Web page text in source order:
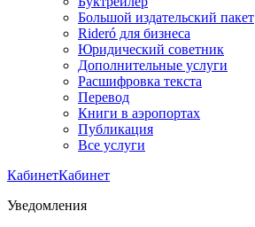
Большой издательский пакет
Rideró для бизнеса
Юридический советник
Дополнительные услуги
Расшифровка текста
Перевод
Книги в аэропортах
Публикация
Все услуги
КабинетКабинет
Уведомления